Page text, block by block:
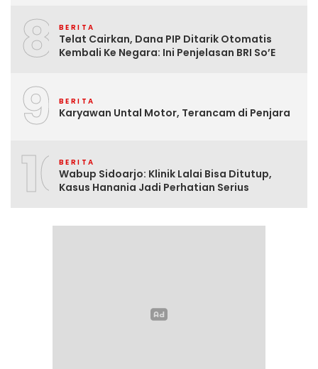
8 BERITA
Telat Cairkan, Dana PIP Ditarik Otomatis
Kembali Ke Negara: Ini Penjelasan BRI So’E
9 BERITA
Karyawan Untal Motor, Terancam di Penjara
10BERITA
Wabup Sidoarjo: Klinik Lalai Bisa Ditutup,
Kasus Hanania Jadi Perhatian Serius